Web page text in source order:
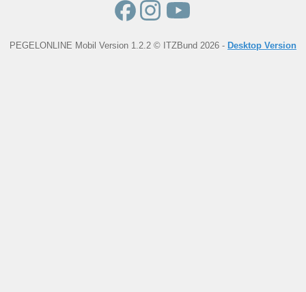
PEGELONLINE Mobil Version 1.2.2 © ITZBund 2026 - Desktop Version